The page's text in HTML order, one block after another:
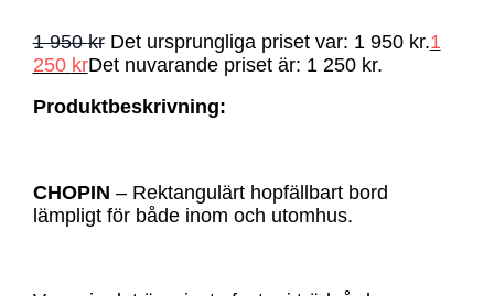
1 950kr Det ursprungliga priset var: 1 950 kr.1
250 krDet nuvarande priset är: 1 250 kr.
Produktbeskrivning:
CHOPIN – Rektangulärt hopfällbart bord
lämpligt för både inom och utomhus.